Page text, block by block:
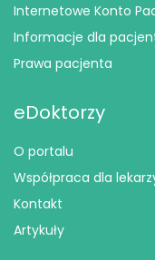
Internetowe Konto
Informacje dla
Prawa pacjenta
eDoktorzy
O portalu
Współpraca dla
Kontakt
Artykuły